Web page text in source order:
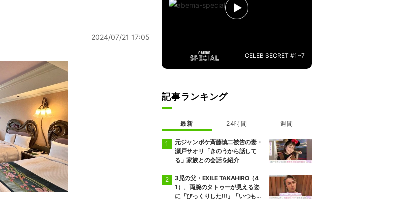
2024/07/21 17:05
CELEB SECRET #1~7
記事ランキング
最新 24時間 週間
元ジャンポケ斉藤慎二被告の妻・
瀬戸サオリ「きのうから話して
る」家族との会話を紹介
3児の父・EXILE TAKAHIRO（4
1）、両腕のタトゥーが見える姿
に「びっくりした!!!」「いつもと